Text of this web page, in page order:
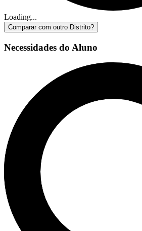
Loading...
Comparar com outro Distrito?
Necessidades do Aluno